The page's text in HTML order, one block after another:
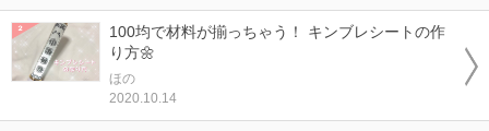
100均で材料が揃っちゃう！ キンブレシートの作
り方🌼
ほの
2020.10.14